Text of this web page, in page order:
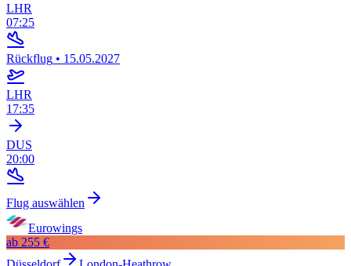
LHR
07:25
Rückflug • 15.05.2027
LHR
17:35
DUS
20:00
Flug auswählen
Eurowings
ab 255 €